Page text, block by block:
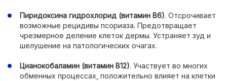
Пиридоксина гидрохлорид (витамин В6). Отсрочивает
возможные рецидивы псориаза. Предотвращает
чрезмерное деление клеток дермы. Устраняет зуд и
шелушение на патологических очагах.
Цианокобаламин (витамин В12). Участвует во многих
обменных процессах, положительно влияет на клетки